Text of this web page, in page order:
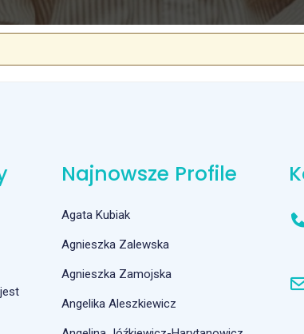
Najnowsze Profile
Agata Kubiak
Agnieszka Zalewska
Agnieszka Zamojska
Angelika Aleszkiewicz